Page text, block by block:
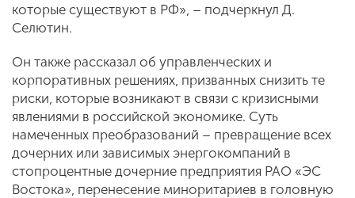
которые существуют в РФ», – подчеркнул Д.
Селютин.
Он также рассказал об управленческих и
корпоративных решениях, призванных снизить те
риски, которые возникают в связи с кризисными
явлениями в российской экономике. Суть
намеченных преобразований – превращение всех
дочерних или зависимых энергокомпаний в
стопроцентные дочерние предприятия РАО «ЭС
Востока», перенесение миноритариев в головную